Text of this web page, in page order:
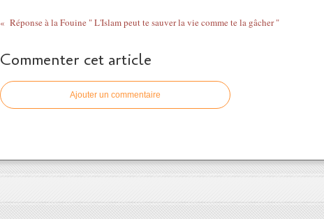
Réponse à la Fouine " L'Islam peut te sauver la vie comme te la gâcher "
Commenter cet article
Ajouter un commentaire